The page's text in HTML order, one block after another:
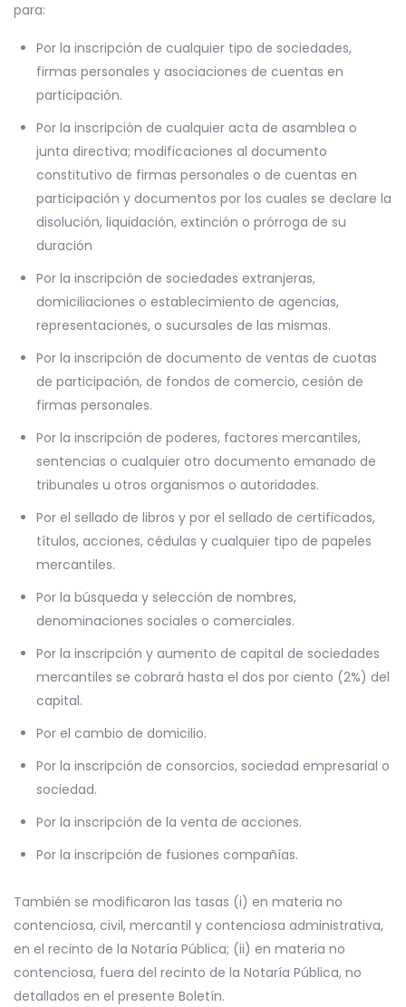
para:
Por la inscripción de cualquier tipo de sociedades,
firmas personales y asociaciones de cuentas en
participación.
Por la inscripción de cualquier acta de asamblea o
junta directiva; modificaciones al documento
constitutivo de firmas personales o de cuentas en
participación y documentos por los cuales se declare la
disolución, liquidación, extinción o prórroga de su
duración
Por la inscripción de sociedades extranjeras,
domiciliaciones o establecimiento de agencias,
representaciones, o sucursales de las mismas.
Por la inscripción de documento de ventas de cuotas
de participación, de fondos de comercio, cesión de
firmas personales.
Por la inscripción de poderes, factores mercantiles,
sentencias o cualquier otro documento emanado de
tribunales u otros organismos o autoridades.
Por el sellado de libros y por el sellado de certificados,
títulos, acciones, cédulas y cualquier tipo de papeles
mercantiles.
Por la búsqueda y selección de nombres,
denominaciones sociales o comerciales.
Por la inscripción y aumento de capital de sociedades
mercantiles se cobrará hasta el dos por ciento (2%) del
capital.
Por el cambio de domicilio.
Por la inscripción de consorcios, sociedad empresarial o
sociedad.
Por la inscripción de la venta de acciones.
Por la inscripción de fusiones compañías.
También se modificaron las tasas (i) en materia no
contenciosa, civil, mercantil y contenciosa administrativa,
en el recinto de la Notaría Pública; (ii) en materia no
contenciosa, fuera del recinto de la Notaría Pública, no
detallados en el presente Boletín.